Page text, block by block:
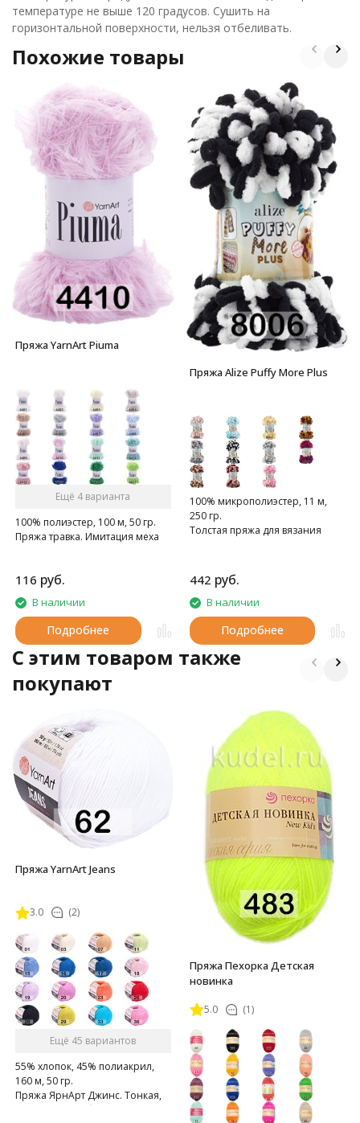
температуре не выше 120 градусов. Сушить на
горизонтальной поверхности, нельзя отбеливать.
Похожие товары
Пряжа YarnArt Piuma
Ещё 4 варианта
100% полиэстер, 100 м, 50 гр.
Пряжа травка. Имитация меха
116 руб.
В наличии
Подробнее
Пряжа Alize Puffy More Plus
100% микрополиэстер, 11 м,
250 гр.
Толстая пряжа для вязания
442 руб.
В наличии
Подробнее
C этим товаром также
покупают
Пряжа YarnArt Jeans
3.0 (2)
Ещё 45 вариантов
55% хлопок, 45% полиакрил,
160 м, 50 гр.
Пряжа ЯрнАрт Джинс. Тонкая,
мягкая, слегка бархатистая
Пряжа Пехорка Детская
новинка
5.0 (1)